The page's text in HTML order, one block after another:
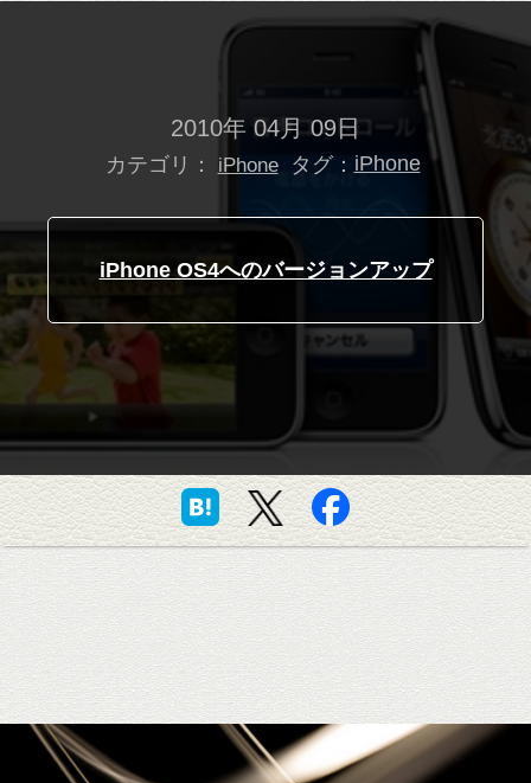
2010年 04月 09日
カテゴリ： iPhone タグ： iPhone
iPhone OS4へのバージョンアップ